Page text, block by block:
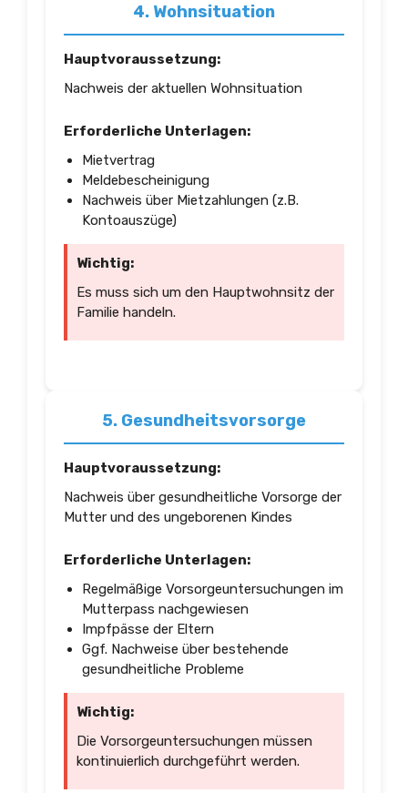
4. Wohnsituation
Hauptvoraussetzung:
Nachweis der aktuellen Wohnsituation
Erforderliche Unterlagen:
Mietvertrag
Meldebescheinigung
Nachweis über Mietzahlungen (z.B.
Kontoauszüge)
Wichtig:
Es muss sich um den Hauptwohnsitz der
Familie handeln.
5. Gesundheitsvorsorge
Hauptvoraussetzung:
Nachweis über gesundheitliche Vorsorge der
Mutter und des ungeborenen Kindes
Erforderliche Unterlagen:
Regelmäßige Vorsorgeuntersuchungen im
Mutterpass nachgewiesen
Impfpässe der Eltern
Ggf. Nachweise über bestehende
gesundheitliche Probleme
Wichtig:
Die Vorsorgeuntersuchungen müssen
kontinuierlich durchgeführt werden.